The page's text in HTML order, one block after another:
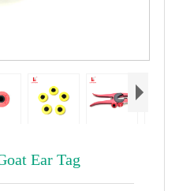
Ear Tag